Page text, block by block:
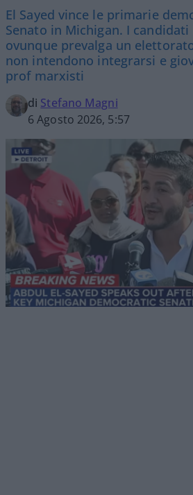
El Sayed vince le primarie
Senato in Michigan. I candidati
ovunque prevalga un
non intendono integrarsi e
prof marxisti
di Stefano Magni
6 Agosto 2026, 5:57